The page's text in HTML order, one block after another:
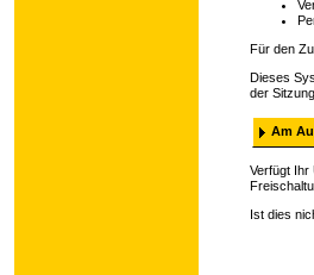
Für den
Dieses
der
Verfügt Ihr
Ist dies